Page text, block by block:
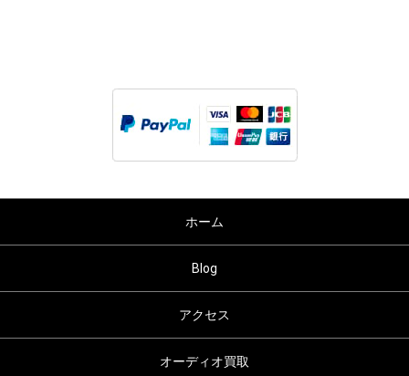
ホーム
Blog
アクセス
オーディオ買取